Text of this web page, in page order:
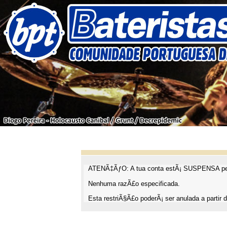
ATENÃ‡ÃƒO: A tua conta estÃ¡ SUSPENSA
Nenhuma razÃ£o especificada.
Esta restriÃ§Ã£o poderÃ¡ ser anulada a partir